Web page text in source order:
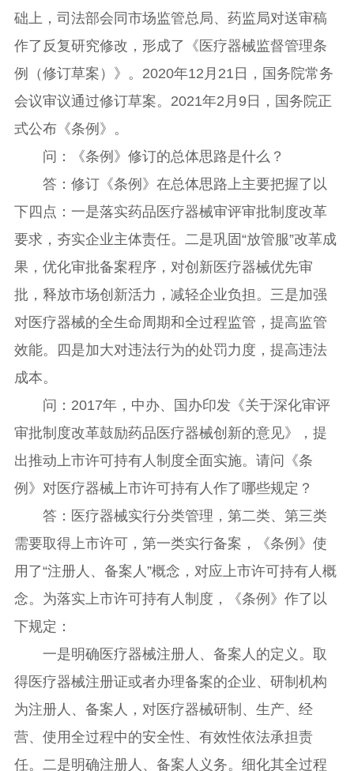
础上，司法部会同市场监管总局、药监局对送审稿
作了反复研究修改，形成了《医疗器械监督管理条
例（修订草案）》。2020年12月21日，国务院常务
会议审议通过修订草案。2021年2月9日，国务院正
式公布《条例》。
问：《条例》修订的总体思路是什么？
答：修订《条例》在总体思路上主要把握了以
下四点：一是落实药品医疗器械审评审批制度改革
要求，夯实企业主体责任。二是巩固“放管服”改革成
果，优化审批备案程序，对创新医疗器械优先审
批，释放市场创新活力，减轻企业负担。三是加强
对医疗器械的全生命周期和全过程监管，提高监管
效能。四是加大对违法行为的处罚力度，提高违法
成本。
问：2017年，中办、国办印发《关于深化审评
审批制度改革鼓励药品医疗器械创新的意见》，提
出推动上市许可持有人制度全面实施。请问《条
例》对医疗器械上市许可持有人作了哪些规定？
答：医疗器械实行分类管理，第二类、第三类
需要取得上市许可，第一类实行备案，《条例》使
用了“注册人、备案人”概念，对应上市许可持有人概
念。为落实上市许可持有人制度，《条例》作了以
下规定：
一是明确医疗器械注册人、备案人的定义。取
得医疗器械注册证或者办理备案的企业、研制机构
为注册人、备案人，对医疗器械研制、生产、经
营、使用全过程中的安全性、有效性依法承担责
任。二是明确注册人、备案人义务。细化其全过程